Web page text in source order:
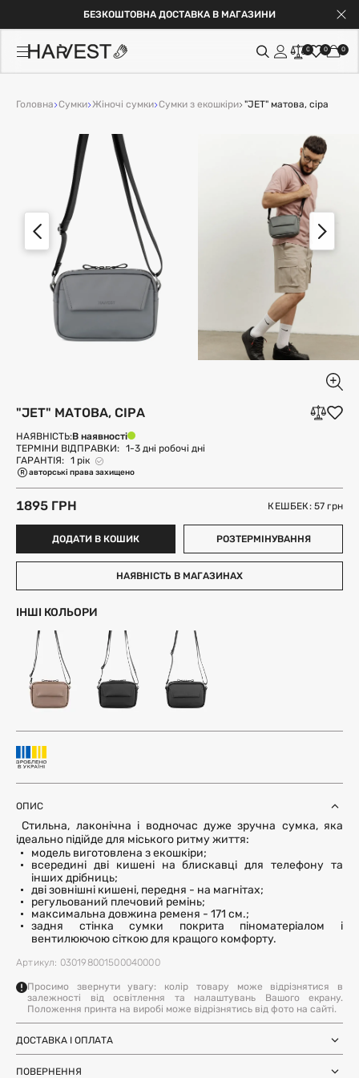
БЕЗКОШТОВНА ДОСТАВКА В МАГАЗИНИ
0 0 0
Головна Сумки Жіночі сумки Сумки з екошкіри "JET" матова, сіра
"JET" МАТОВА, СІРА
НАЯВНІСТЬ:В наявності
ТЕРМІНИ ВІДПРАВКИ: 1-3 дні робочі дні
ГАРАНТІЯ: 1 рік
авторські права захищено
1895 ГРН КЕШБЕК: 57грн
ДОДАТИ В КОШИК РОЗТЕРМІНУВАННЯ
НАЯВНІСТЬ В МАГАЗИНАХ
ІНШІ КОЛЬОРИ
ОПИС
Стильна, лаконічна і водночас дуже зручна сумка, яка
ідеально підійде для міського ритму життя:
модель виготовлена з екошкіри;
всередині дві кишені на блискавці для телефону та
інших дрібниць;
дві зовнішні кишені, передня - на магнітах;
регульований плечовий ремінь;
максимальна довжина ременя - 171 см.;
задня стінка сумки покрита піноматеріалом і
вентилюючою сіткою для кращого комфорту.
Артикул: 030198001500040000
Просимо звернути увагу: колір товару може відрізнятися в
залежності від освітлення та налаштувань Вашого екрану.
Положення принта на виробі може відрізнятись від фото на сайті.
ДОСТАВКА І ОПЛАТА
Україні) 1-3 дні
ПОВЕРНЕННЯ